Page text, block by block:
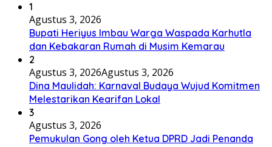
dan Kebakaran Rumah di Musim Kemarau
2
Agustus 3, 2026Agustus 3, 2026
Dina Maulidah: Karnaval Budaya Wujud Komitmen
Melestarikan Kearifan Lokal
3
Agustus 3, 2026
Pemukulan Gong oleh Ketua DPRD Jadi Penanda
Dimulainya Karnaval Budaya Murung Raya
4
Agustus 3, 2026Agustus 3, 2026